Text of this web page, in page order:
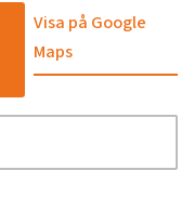
Visa på Google
Maps